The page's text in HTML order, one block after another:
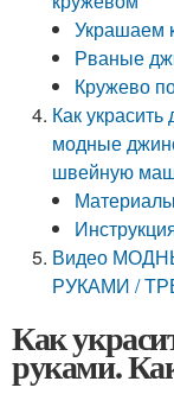
Украшаем
Рваные
Кружево
Как
модные
швейную
Видео
РУКАМИ /
Как
руками.